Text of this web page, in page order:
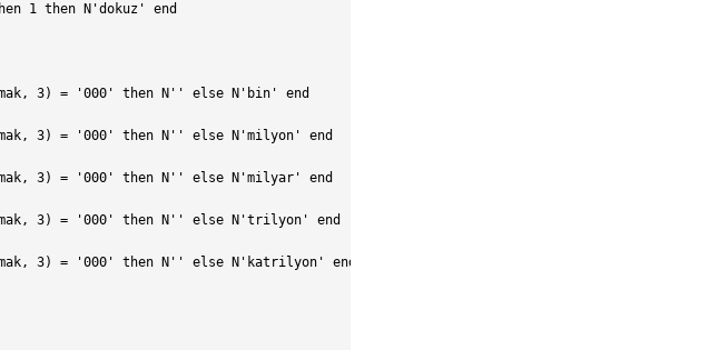
1 then N'dokuz' end
3) = '000' then N'' else N'bin' end
3) = '000' then N'' else N'milyon' end
3) = '000' then N'' else N'milyar' end
3) = '000' then N'' else N'trilyon' end
3) = '000' then N'' else N'katrilyon' end